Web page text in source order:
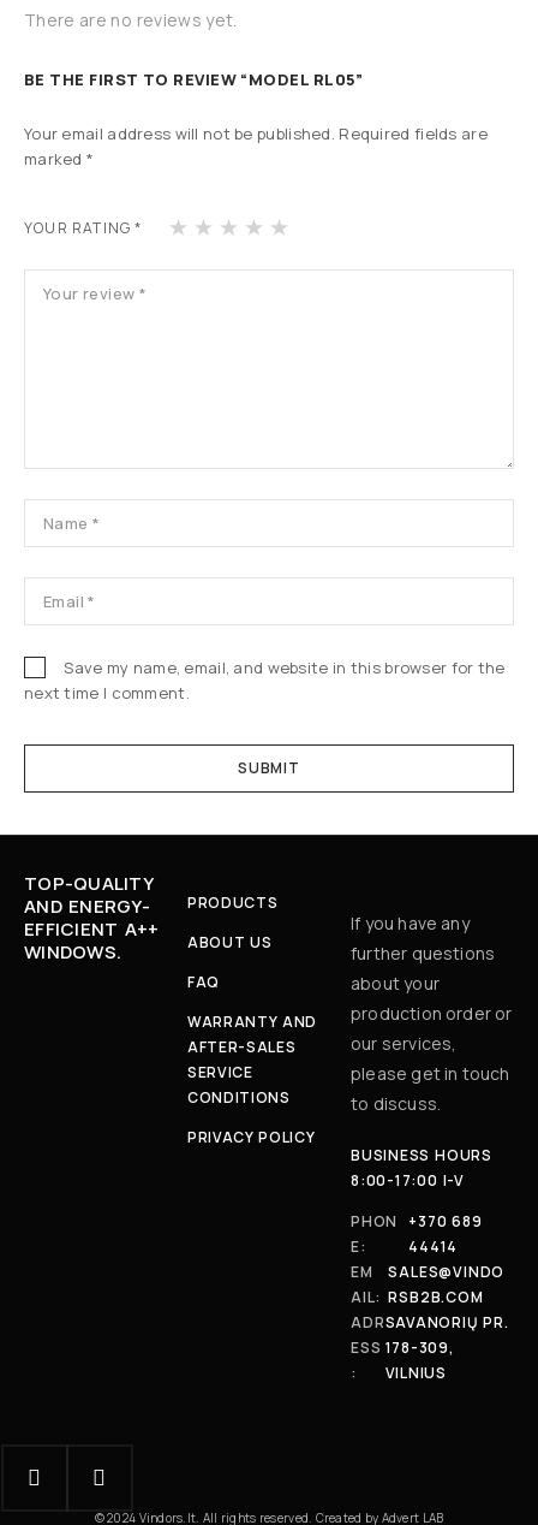
There are no reviews yet.
BE THE FIRST TO REVIEW “MODEL RL05”
Your email address will not be published. Required fields are
marked*
YOUR RATING* 1 2 3 4
Save my name, email, and website in this browser for the
next time I comment.
TOP-QUALITY
AND ENERGY-
EFFICIENT A++
WINDOWS.
PRODUCTS
ABOUT US
FAQ
WARRANTY AND
AFTER-SALES
SERVICE
CONDITIONS
PRIVACY POLICY
If you have any
further questions
about your
production order or
our services,
please get in touch
to discuss.
BUSINESS HOURS
8:00-17:00 I-V
PHON
E:
+370 689
44414
EM
AIL:
SALES@VINDO
RSB2B.COM
ADR
ESS
:
SAVANORIŲ PR.
178-309,
VILNIUS
© 2024 Vindors.lt. All rights reserved. Created by Advert LAB